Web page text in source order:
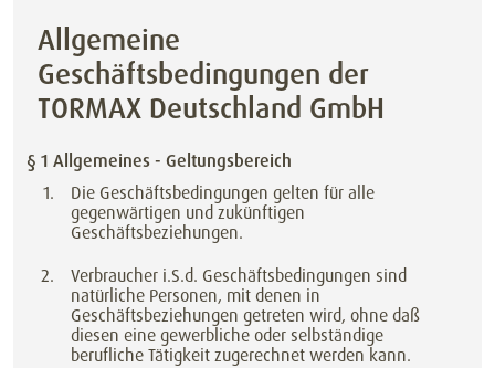
Allgemeine
Geschäftsbedingungen der
TORMAX Deutschland GmbH
§ 1 Allgemeines - Geltungsbereich
Die Geschäftsbedingungen gelten für alle
gegenwärtigen und zukünftigen
Geschäftsbeziehungen.
Verbraucher i.S.d. Geschäftsbedingungen sind
natürliche Personen, mit denen in
Geschäftsbeziehungen getreten wird, ohne daß
diesen eine gewerbliche oder selbständige
berufliche Tätigkeit zugerechnet werden kann.